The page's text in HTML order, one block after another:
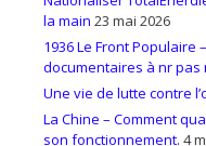
la main 23 mai 2026
1936 Le Front Populaire
documentaires à nr
Une vie de lutte contre
La Chine – Comment
son fonctionnement. 4